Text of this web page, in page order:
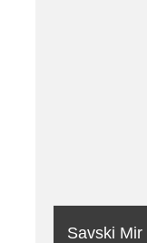
Savski Mir